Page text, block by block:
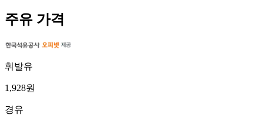
주유 가격
휘발유
1,928원
경유